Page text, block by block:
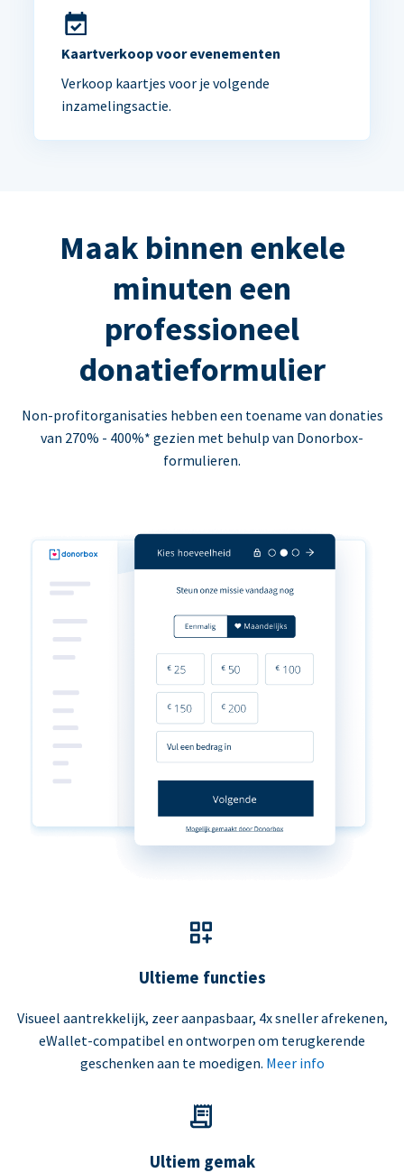
Kaartverkoop voor evenementen
Verkoop kaartjes voor je volgende
inzamelingsactie.
Maak binnen enkele
minuten een
professioneel
donatieformulier
Non-profitorganisaties hebben een toename van donaties
van 270% - 400%* gezien met behulp van Donorbox-
formulieren.
Ultieme functies
Visueel aantrekkelijk, zeer aanpasbaar, 4x sneller afrekenen,
eWallet-compatibel en ontworpen om terugkerende
geschenken aan te moedigen. Meer info
Ultiem gemak